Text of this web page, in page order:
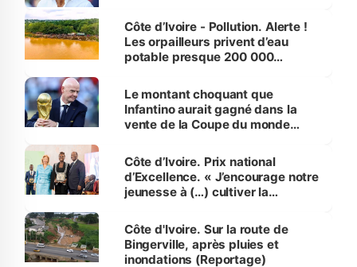
Côte d’Ivoire - Pollution. Alerte !
Les orpailleurs privent d’eau
potable presque 200 000
Le montant choquant que
Infantino aurait gagné dans la
vente de la Coupe du monde
Côte d’Ivoire. Prix national
d’Excellence. « J’encourage notre
jeunesse à (…) cultiver la
(Alassane Ouattara
Côte d'Ivoire. Sur la route de
Bingerville, après pluies et
inondations (Reportage)